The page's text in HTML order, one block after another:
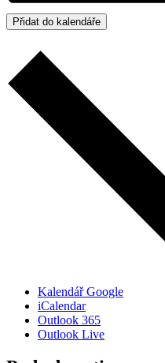
Přidat do kalendáře
Kalendář Google
iCalendar
Outlook 365
Outlook Live